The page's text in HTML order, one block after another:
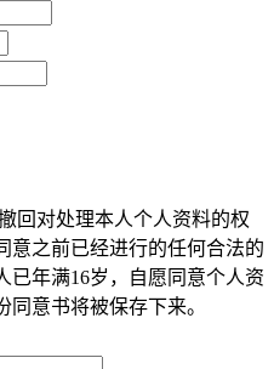
回对处理本人个人资料的权
意之前已经进行的任何合法的
已年满16岁，自愿同意个人资
意书将被保存下来。